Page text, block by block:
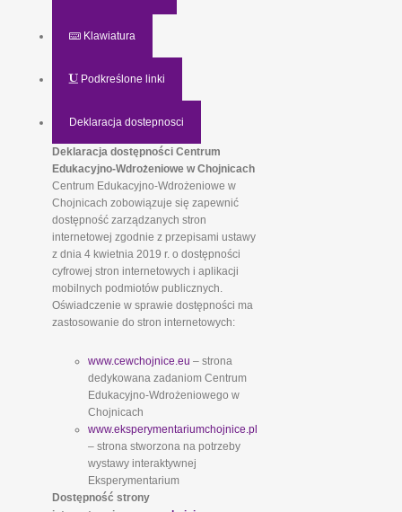
Klawiatura
Podkreślone linki
Deklaracja dostepnosci
Deklaracja dostępności Centrum
Edukacyjno-Wdrożeniowe w Chojnicach
Centrum Edukacyjno-Wdrożeniowe w
Chojnicach zobowiązuje się zapewnić
dostępność zarządzanych stron
internetowej zgodnie z przepisami ustawy
z dnia 4 kwietnia 2019 r. o dostępności
cyfrowej stron internetowych i aplikacji
mobilnych podmiotów publicznych.
Oświadczenie w sprawie dostępności ma
zastosowanie do stron internetowych:
www.cewchojnice.eu – strona
dedykowana zadaniom Centrum
Edukacyjno-Wdrożeniowego w
Chojnicach
www.eksperymentariumchojnice.pl
– strona stworzona na potrzeby
wystawy interaktywnej
Eksperymentarium
Dostępność strony